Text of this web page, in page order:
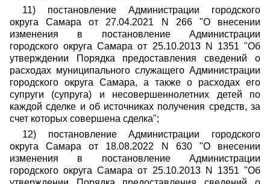
11) постановление Администрации городского
округа Самара от 27.04.2021 N 266 "О внесении
изменения в постановление Администрации
городского округа Самара от 25.10.2013 N 1351 "Об
утверждении Порядка предоставления сведений о
расходах муниципального служащего Администрации
городского округа Самара, а также о расходах его
супруги (супруга) и несовершеннолетних детей по
каждой сделке и об источниках получения средств, за
счет которых совершена сделка";
12) постановление Администрации городского
округа Самара от 18.08.2022 N 630 "О внесении
изменения в постановление Администрации
городского округа Самара от 25.10.2013 N 1351 "Об